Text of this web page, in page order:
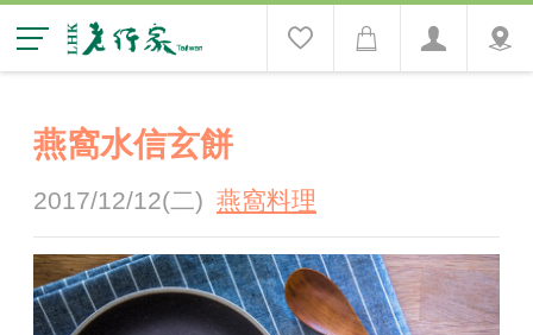
燕窩水信玄餅
2017/12/12(二) 燕窩料理